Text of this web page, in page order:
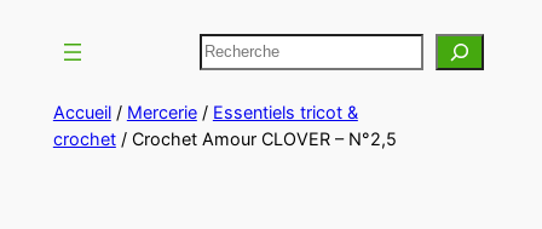
Accueil/ Mercerie/ Essentiels tricot &
crochet/ Crochet Amour CLOVER – N°2,5